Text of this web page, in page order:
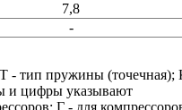
7,8
-
- тип пружины (точечная);
и цифры указывают